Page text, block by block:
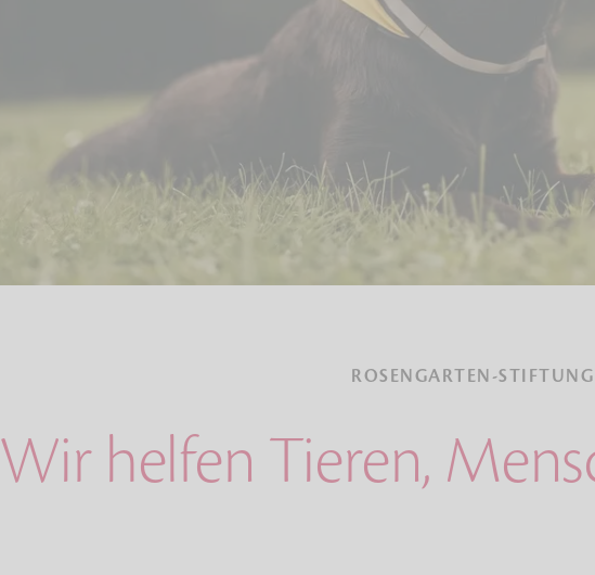
ROSENGARTEN-STIFTUNG
Wir helfen Tieren,